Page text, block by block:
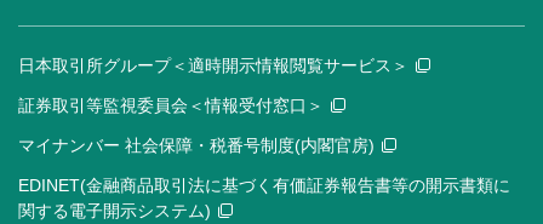
日本取引所グループ＜適時開示情報閲覧サービス＞
証券取引等監視委員会＜情報受付窓口＞
マイナンバー 社会保障・税番号制度(内閣官房)
EDINET(金融商品取引法に基づく有価証券報告書等の開示書類に
関する電子開示システム)